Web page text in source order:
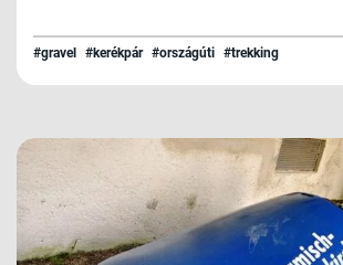
#gravel #kerékpár #országúti #trekking